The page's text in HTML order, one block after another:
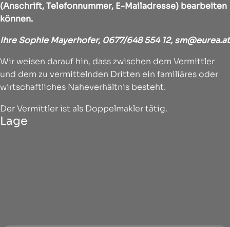
(Anschrift, Telefonnummer, E-Mailadresse) bearbeiten
können.
Ihre Sophie Mayerhofer, 0677/648 554 12, sm@eurea.at
Wir weisen darauf hin, dass zwischen dem Vermittler
und dem zu vermittelnden Dritten ein familiäres oder
wirtschaftliches Naheverhältnis besteht.
Der Vermittler ist als Doppelmakler tätig.
Lage